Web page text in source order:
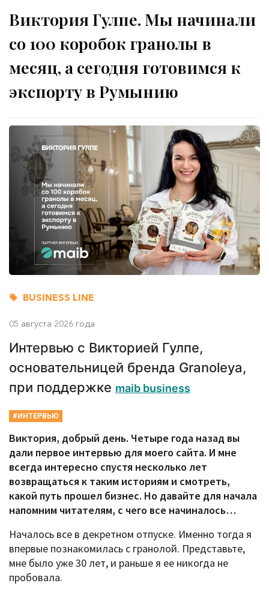
BUSINESS LINE
05 августа 2026 года
Виктория Гулпе. Мы начинали
со 100 коробок гранолы в
месяц, а сегодня готовимся к
экспорту в Румынию
Интервью с Викторией Гулпе,
основательницей бренда Granoleya,
при поддержке maib business
#ИНТЕРВЬЮ
Виктория, добрый день. Четыре года назад вы
дали первое интервью для моего сайта. И мне
всегда интересно спустя несколько лет
возвращаться к таким историям и смотреть,
какой путь прошел бизнес. Но давайте для начала
напомним читателям, с чего все начиналось…
Началось все в декретном отпуске. Именно тогда я
впервые познакомилась с гранолой. Представьте,
мне было уже 30 лет, и раньше я ее никогда не
пробовала.